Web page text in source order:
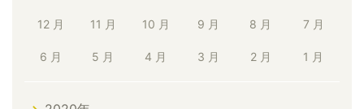
12 月 11 月 10 月 9 月 8 月 7 月
6 月 5 月 4 月 3 月 2 月 1 月